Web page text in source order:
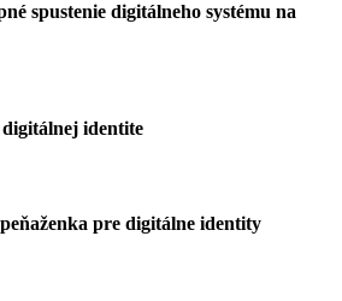
spustenie digitálneho systému na
identite
pre digitálne identity